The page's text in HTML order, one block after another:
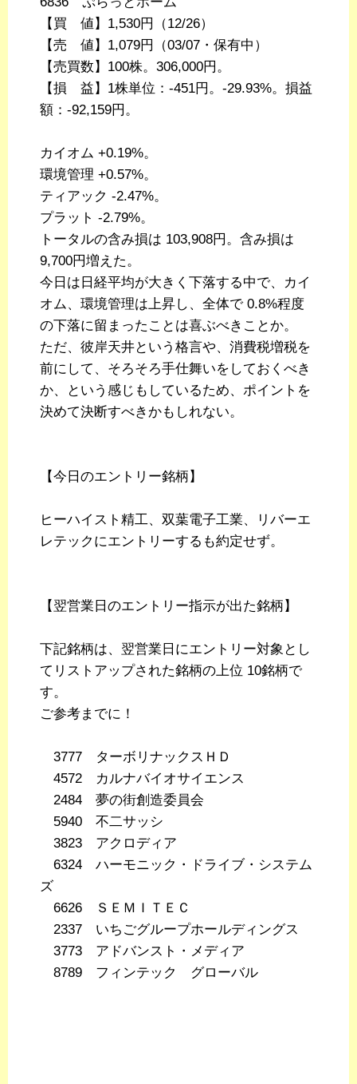
【買 値】1,530円（12/26）
【売 値】1,079円（03/07・保有中）
【売買数】100株。306,000円。
【損 益】1株単位：-451円。-29.93%。損益
額：-92,159円。
カイオム +0.19%。
環境管理 +0.57%。
ティアック -2.47%。
プラット -2.79%。
トータルの含み損は 103,908円。含み損は
9,700円増えた。
今日は日経平均が大きく下落する中で、カイ
オム、環境管理は上昇し、全体で 0.8%程度
の下落に留まったことは喜ぶべきことか。
ただ、彼岸天井という格言や、消費税増税を
前にして、そろそろ手仕舞いをしておくべき
か、という感じもしているため、ポイントを
決めて決断すべきかもしれない。
【今日のエントリー銘柄】
ヒーハイスト精工、双葉電子工業、リバーエ
レテックにエントリーするも約定せず。
【翌営業日のエントリー指示が出た銘柄】
下記銘柄は、翌営業日にエントリー対象とし
てリストアップされた銘柄の上位 10銘柄で
す。
ご参考までに！
3777 ターボリナックスＨＤ
4572 カルナバイオサイエンス
2484 夢の街創造委員会
5940 不二サッシ
3823 アクロディア
6324 ハーモニック・ドライブ・システム
ズ
6626 ＳＥＭＩＴＥＣ
2337 いちごグループホールディングス
3773 アドバンスト・メディア
8789 フィンテック グローバル